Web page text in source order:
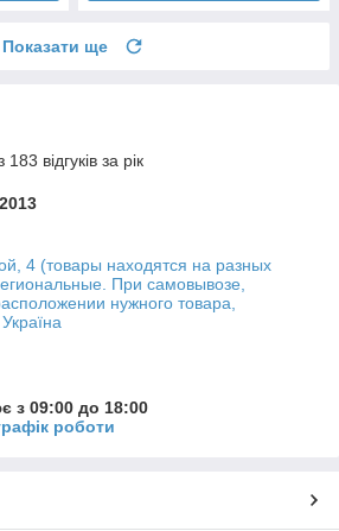
Показати ще
відгуків за рік
4 (товары находятся на разных
При самовывозе,
нужного товара,
з 09:00 до 18:00
роботи